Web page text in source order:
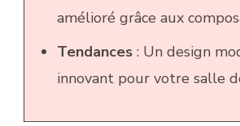
amélioré grâce aux
Tendances: Un design
innovant pour votre salle